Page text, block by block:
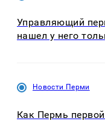
Управляющий
нашел у него
Новости Перми
Как Пермь